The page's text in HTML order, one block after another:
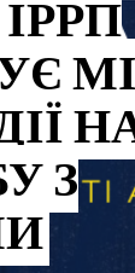
З